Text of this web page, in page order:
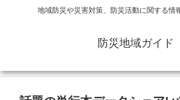
地域防災や災害対策、防災活動に関する情
防災地域ガイド